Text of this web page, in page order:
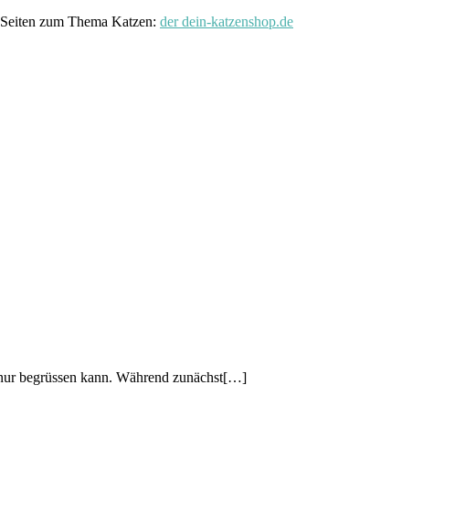
zum Thema Katzen: der dein-katzenshop.de
begrüssen kann. Während zunächst[…]